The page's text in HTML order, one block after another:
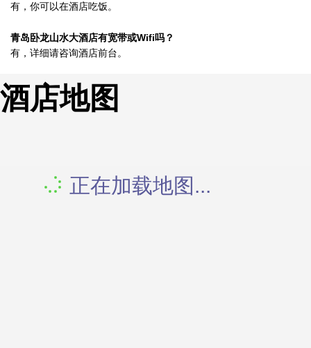
有，你可以在酒店吃饭。
青岛卧龙山水大酒店有宽带或Wifi吗？
有，详细请咨询酒店前台。
酒店地图
正在加载地图...